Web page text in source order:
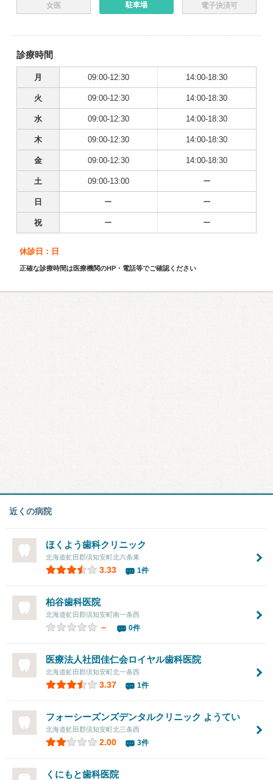
女医 駐車場 電子決済可
診療時間
月 09:00-12:30 14:00-18:30
火 09:00-12:30 14:00-18:30
水 09:00-12:30 14:00-18:30
木 09:00-12:30 14:00-18:30
金 09:00-12:30 14:00-18:30
土 09:00-13:00 ー
日 ー ー
祝 ー ー
休診日：日
正確な診療時間は医療機関のHP・電話等でご確認ください
近くの病院
ほくよう歯科クリニック
北海道虻田郡倶知安町北六条東
3.33 1件
柏谷歯科医院
北海道虻田郡倶知安町南一条西
－ 0件
医療法人社団佳仁会ロイヤル歯科医院
北海道虻田郡倶知安町北一条西
3.37 1件
フォーシーズンズデンタルクリニック ようてい
北海道虻田郡倶知安町北三条西
2.00 3件
くにもと歯科医院